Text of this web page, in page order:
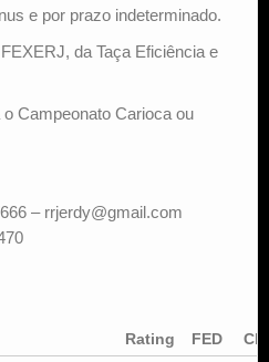
e por prazo indeterminado.
da Taça Eficiência e
Campeonato Carioca ou
– rrjerdy@gmail.com
Rating FED